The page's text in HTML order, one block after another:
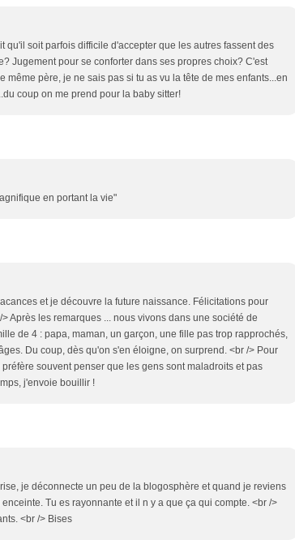
qu'il soit parfois difficile d'accepter que les autres fassent des
Jugement pour se conforter dans ses propres choix? C'est
même père, je ne sais pas si tu as vu la tête de mes enfants...en
coup on me prend pour la baby sitter!
en portant la vie"
et je découvre la future naissance. Félicitations pour
Après les remarques ... nous vivons dans une société de
de 4 : papa, maman, un garçon, une fille pas trop rapprochés,
Du coup, dès qu'on s'en éloigne, on surprend. <br /> Pour
souvent penser que les gens sont maladroits et pas
j'envoie bouillir !
je déconnecte un peu de la blogosphère et quand je reviens
Tu es rayonnante et il n y a que ça qui compte. <br />
<br /> Bises